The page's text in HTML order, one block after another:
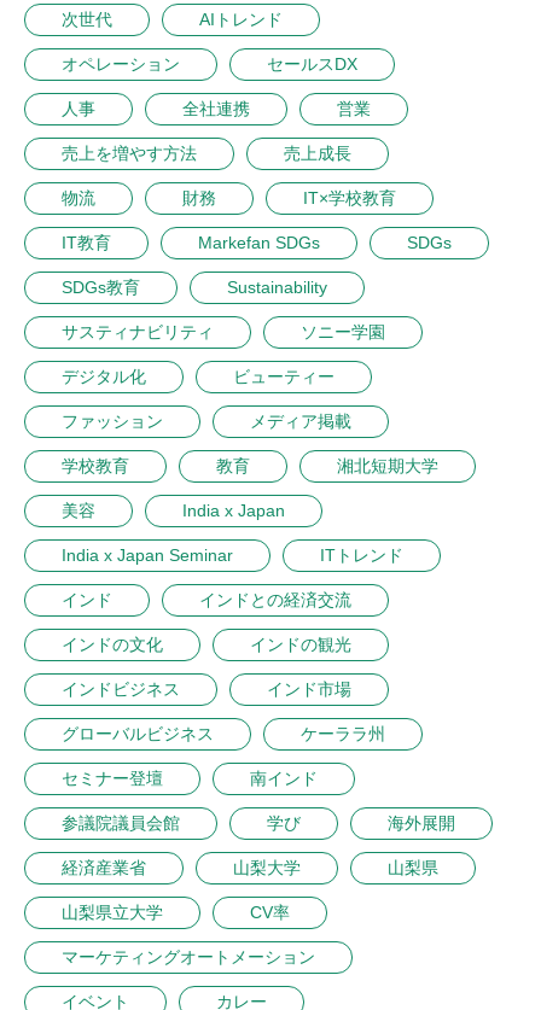
次世代 AIトレンド
オペレーション セールスDX
人事 全社連携 営業
売上を増やす方法 売上成長
物流 財務 IT×学校教育
IT教育 Markefan SDGs SDGs
SDGs教育 Sustainability
サスティナビリティ ソニー学園
デジタル化 ビューティー
ファッション メディア掲載
学校教育 教育 湘北短期大学
美容 India x Japan
India x Japan Seminar ITトレンド
インド インドとの経済交流
インドの文化 インドの観光
インドビジネス インド市場
グローバルビジネス ケーララ州
セミナー登壇 南インド
参議院議員会館 学び 海外展開
経済産業省 山梨大学 山梨県
山梨県立大学 CV率
マーケティングオートメーション
イベント カレー